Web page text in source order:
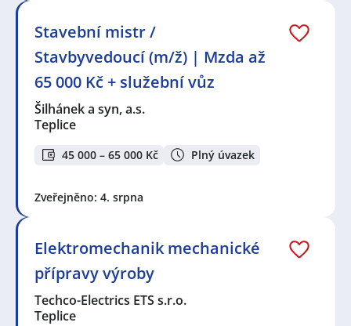
Stavební mistr /
Stavbyvedoucí (m/ž) | Mzda až
65 000 Kč + služební vůz
Šilhánek a syn, a.s.
Teplice
45 000 – 65 000 Kč Plný úvazek
Zveřejněno: 4. srpna
Elektromechanik mechanické
přípravy výroby
Techco-Electrics ETS s.r.o.
Teplice